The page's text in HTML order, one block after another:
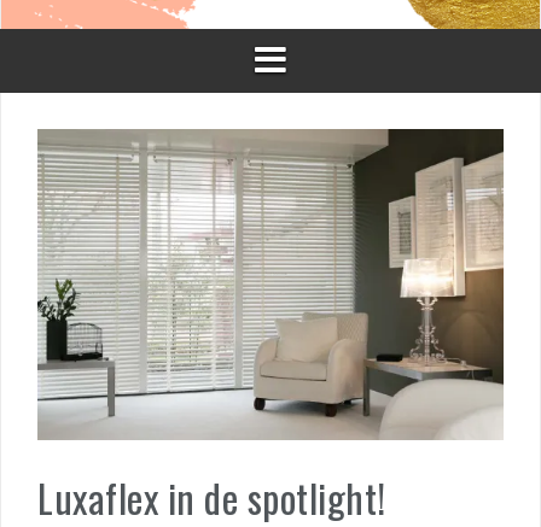
Luxaflex in de spotlight!